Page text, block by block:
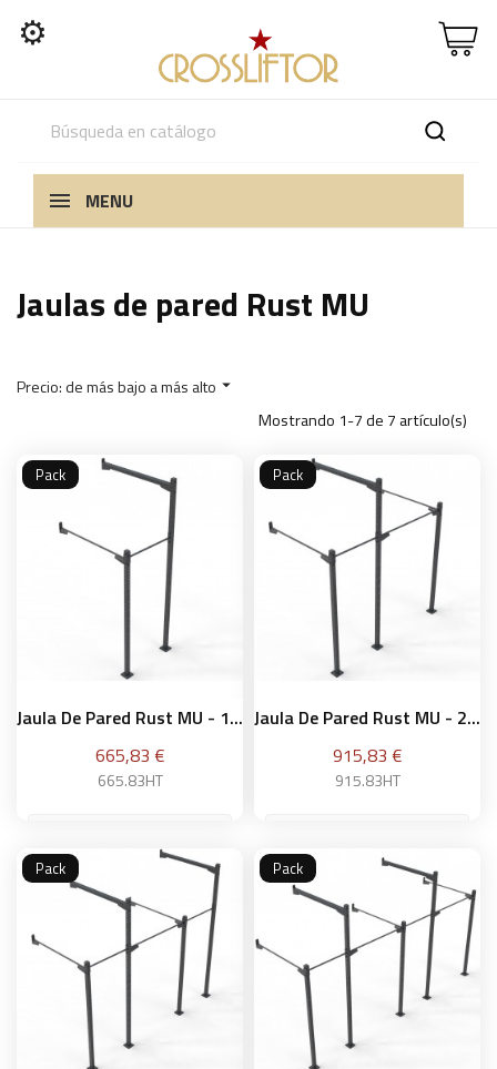
⚙
MENU
Jaulas de pared Rust MU
Precio: de más bajo a más alto 
Mostrando 1-7 de 7 artículo(s)
Jaula De Pared Rust MU - 1...
Precio
665,83 €
665.83HT
Añadir a la cesta
Pack
Jaula De Pared Rust MU - 2...
Precio
915,83 €
915.83HT
Añadir a la cesta
Pack
Pack Pack